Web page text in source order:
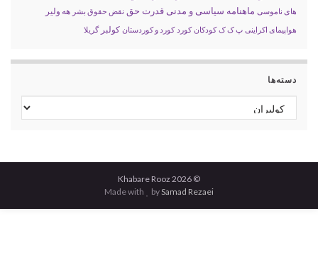
های ناموسی ماهنامه سیاسی و مدنی قدرت حق نقض حقوق بشر هه ولیر
هواپیمای اکراینی پ ک ک کودکان کورد کورد و کوردستان کولبر گریلا
دسته‌ها
دسته‌ها
© 2026 Khabare Rooz
Made with
bySamad Rezaei